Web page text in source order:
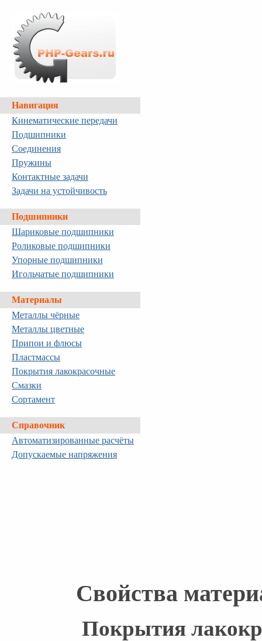
Навигация
Кинематические передачи
Подшипники
Соединения
Пружины
Контактные задачи
Задачи на устойчивость
Подшипники
Шариковые подшипники
Роликовые подшипники
Упорные подшипники
Игольчатые подшипники
Материалы
Металлы чёрные
Металлы цветные
Припои и флюсы
Пластмассы
Покрытия лакокрасочные
Смазки
Сортамент
Справочник
Автоматизированные расчёты
Допускаемые напряжения
Свойства
Покрытия